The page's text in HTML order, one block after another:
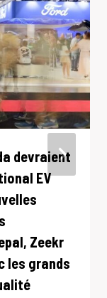
devraient
EV
Zeekr
les grands